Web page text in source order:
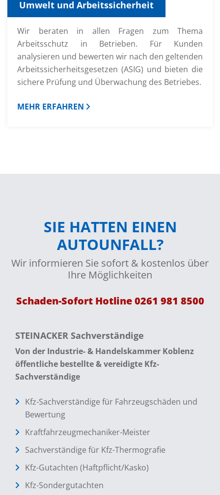
Umwelt und Arbeitssicherheit
Wir beraten in allen Fragen zum Thema
Arbeitsschutz in Betrieben. Für Kunden
analysieren und bewerten wir nach den geltenden
Arbeitssicherheitsgesetzen (ASIG) und bieten die
sichere Prüfung und Überwachung des Betriebes.
MEHR ERFAHREN
SIE HATTEN EINEN
AUTOUNFALL?
Wir informieren Sie sofort & kostenlos über
Ihre Möglichkeiten
Schaden-Sofort Hotline 0261 981 8500
STEINACKER Sachverständige
Von der Industrie- & Handelskammer Koblenz
öffentliche bestellte &vereidigte Kfz-
Sachverständige
Kfz-Sachverständige für Fahrzeugschäden und
Bewertung
Kraftfahrzeugmechaniker-Meister
Sachverständige für Kfz-Thermografie
Kfz-Gutachten (Haftpflicht/Kasko)
Kfz-Sondergutachten